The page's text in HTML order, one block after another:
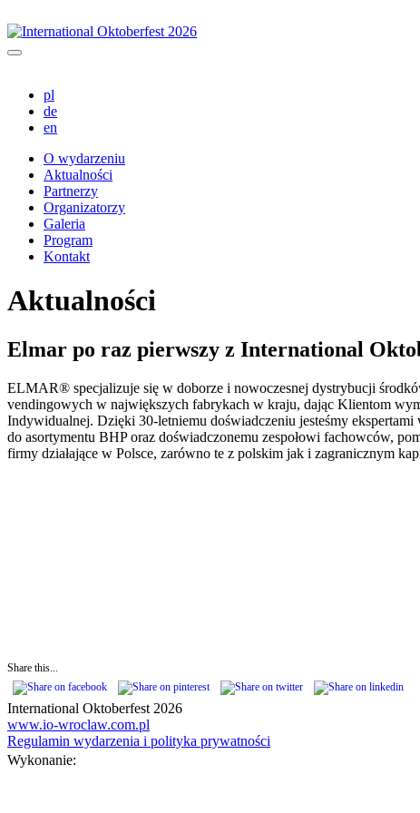
pl
de
en
O wydarzeniu
Aktualności
Partnerzy
Organizatorzy
Galeria
Program
Kontakt
Aktualności
Elmar po raz pierwszy z International
ELMAR® specjalizuje się w doborze i nowoczesnej dystrybucji
vendingowych w największych fabrykach w kraju, dając Klientom
Indywidualnej. Dzięki 30-letniemu doświadczeniu jesteśmy
do asortymentu BHP oraz doświadczonemu zespołowi fachowców,
firmy działające w Polsce, zarówno te z polskim jak i zagranicznym
Share this...
International Oktoberfest 2026
www.io-wroclaw.com.pl
Regulamin wydarzenia i polityka prywatności
Wykonanie: